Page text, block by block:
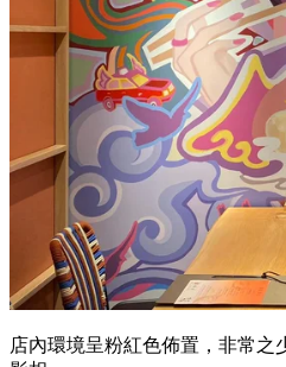
店內環境呈粉紅色佈置，非常之